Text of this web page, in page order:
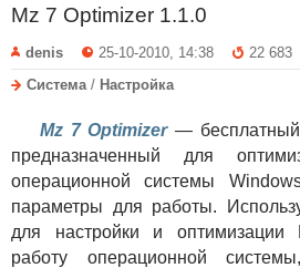
Mz 7 Optimizer 1.1.0
denis 25-10-2010, 14:38
22 683
Система/ Настройка
Mz 7 Optimizer— бесплатный
предназначенный для
операционной системы
параметры для работы.
для настройки и оптимизации
работу операционной